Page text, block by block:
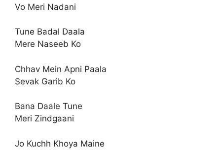
Vo Meri Nadani
Tune Badal Daala
Mere Naseeb Ko
Chhav Mein Apni Paala
Sevak Garib Ko
Bana Daale Tune
Meri Zindgaani
Jo Kuchh Khoya Maine